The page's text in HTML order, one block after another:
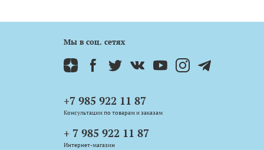
Мы в соц. сетях
+7 985 922 11 87
Консультации по товарам и заказам
+ 7 985 922 11 87
Интернет-магазин